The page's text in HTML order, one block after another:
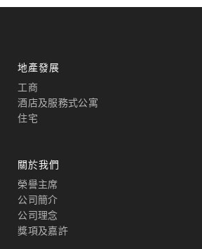
地產發展
工商
酒店及服務式公寓
住宅
關於我們
榮譽主席
公司簡介
公司理念
獎項及嘉許